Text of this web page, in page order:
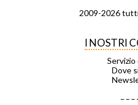
2009-2026
I NOSTRI
Dove